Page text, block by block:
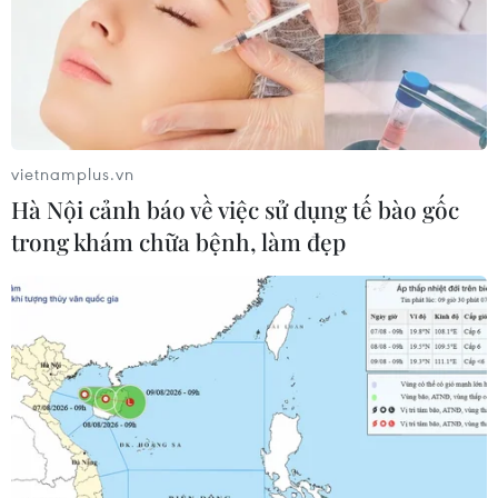
viên?; Xét xử đường dây mua bán thận xuyên quốc
gia...
TP.HCM: Phá án ma túy không bỏ lọt tội
vietnamplus.vn
Hà Nội cảnh báo về việc sử dụng tế bào gốc
trong khám chữa bệnh, làm đẹp